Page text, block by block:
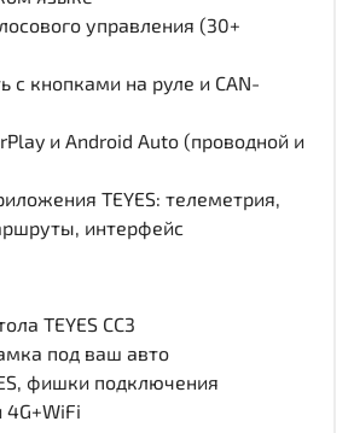
управления (30+
с кнопками на руле и CAN-
и Android Auto (проводной и
TEYES: телеметрия,
интерфейс
TEYES CC3
под ваш авто
фишки подключения
4G+WiFi